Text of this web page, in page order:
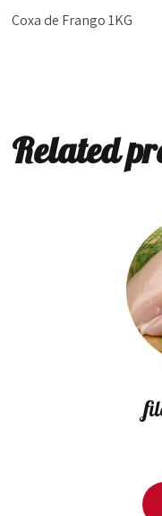
Coxa de Frango 1KG
Related